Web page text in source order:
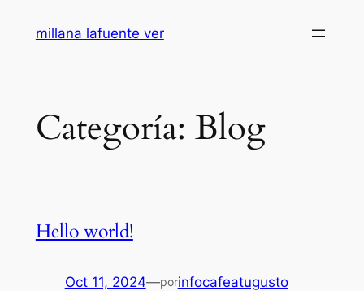
millana lafuente ver
Categoría: Blog
Hello world!
Oct 11, 2024—porinfocafeatugusto